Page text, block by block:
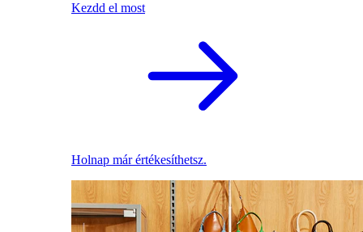
Kezdd el most
Holnap már értékesíthetsz.